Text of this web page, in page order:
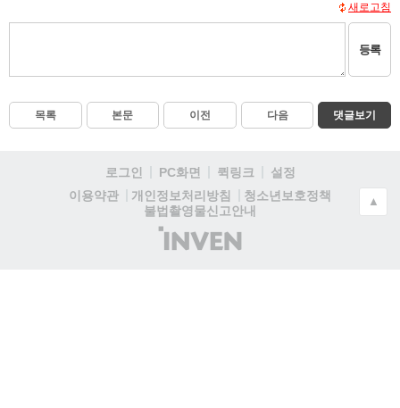
새로고침
등록
목록 본문 이전 다음 댓글보기
로그인 PC화면 퀵링크
설정
이용약관
개인정보처리방침
청소년보호정책
불법촬영물신고안내
(주)
인
▲